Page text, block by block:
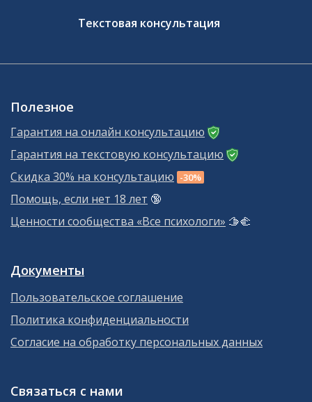
Текстовая консультация
Полезное
Гарантия на онлайн консультацию
Гарантия на текстовую консультацию
Скидка 30% на консультацию -30%
Помощь, если нет 18 лет 🔞
Ценности сообщества «Все психологи» 🫱‍🫲
Документы
Пользовательское соглашение
Политика конфиденциальности
Согласие на обработку персональных данных
Связаться с нами